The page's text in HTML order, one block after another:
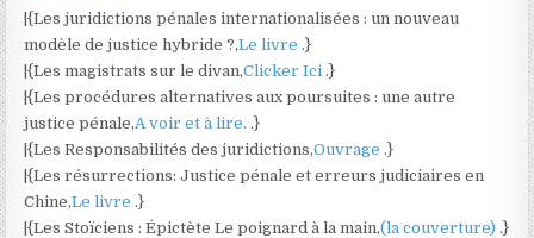
|{Les juridictions pénales internationalisées : un nouveau
modèle de justice hybride ?,Le livre.}
|{Les magistrats sur le divan,Clicker Ici.}
|{Les procédures alternatives aux poursuites : une autre
justice pénale,A voir et à lire..}
|{Les Responsabilités des juridictions,Ouvrage.}
|{Les résurrections: Justice pénale et erreurs judiciaires en
Chine,Le livre.}
|{Les Stoïciens : Épictète Le poignard à la main,(la couverture).}